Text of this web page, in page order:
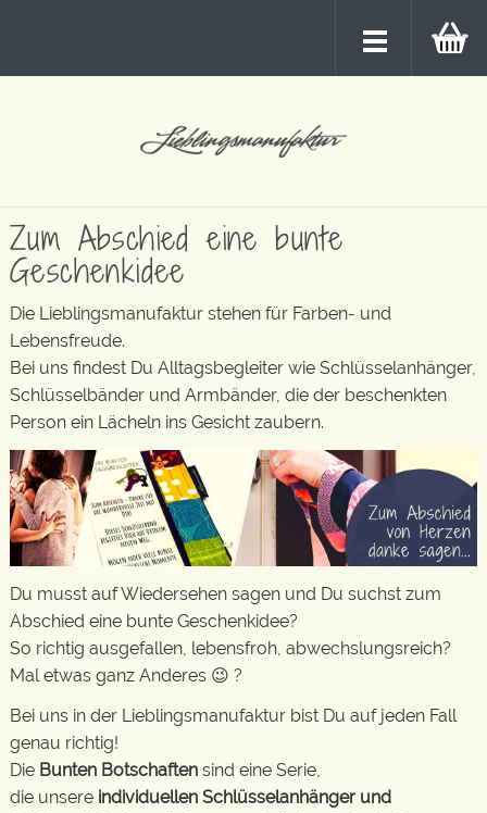
Zum Abschied eine bunte
Geschenkidee
Die Lieblingsmanufaktur stehen für Farben- und
Lebensfreude.
Bei uns findest Du Alltagsbegleiter wie Schlüsselanhänger,
Schlüsselbänder und Armbänder, die der beschenkten
Person ein Lächeln ins Gesicht zaubern.
Du musst auf Wiedersehen sagen und Du suchst zum
Abschied eine bunte Geschenkidee?
So richtig ausgefallen, lebensfroh, abwechslungsreich?
Mal etwas ganz Anderes 😉 ?
Bei uns in der Lieblingsmanufaktur bist Du auf jeden Fall
genau richtig!
Die Bunten Botschaften sind eine Serie,
die unsere individuellen Schlüsselanhänger und